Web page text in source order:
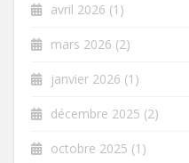
avril 2026 (1)
mars 2026 (2)
janvier 2026 (1)
décembre 2025 (2)
octobre 2025 (1)